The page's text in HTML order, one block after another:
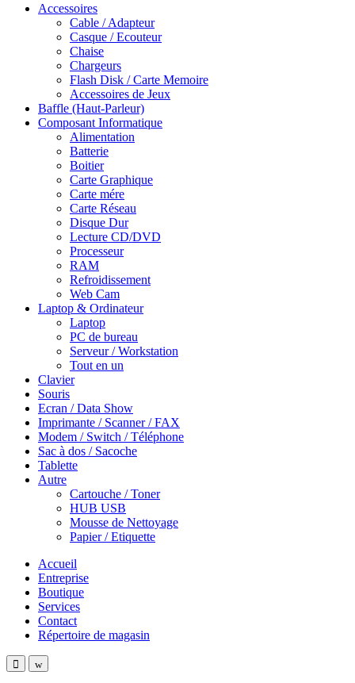
Accessoires
Cable / Adapteur
Casque / Ecouteur
Chaise
Chargeurs
Flash Disk / Carte Memoire
Accessoires de Jeux
Baffle (Haut-Parleur)
Composant Informatique
Alimentation
Batterie
Boitier
Carte Graphique
Carte mére
Carte Réseau
Disque Dur
Lecture CD/DVD
Processeur
RAM
Refroidissement
Web Cam
Laptop & Ordinateur
Laptop
PC de bureau
Serveur / Workstation
Tout en un
Clavier
Souris
Ecran / Data Show
Imprimante / Scanner / FAX
Modem / Switch / Téléphone
Sac à dos / Sacoche
Tablette
Autre
Cartouche / Toner
HUB USB
Mousse de Nettoyage
Papier / Etiquette
Accueil
Entreprise
Boutique
Services
Contact
Répertoire de magasin